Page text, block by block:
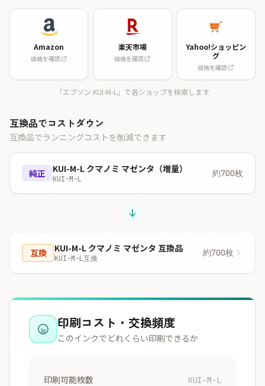
Amazon
価格を確認
楽天市場
価格を確認
Yahoo!ショッピン
グ
価格を確認
「エプソン KUI-M-L」で各ショップを検索します
互換品でコストダウン
互換品でランニングコストを削減できます
純正 KUI-M-L クマノミ マゼンタ（増量）
KUI-M-L
約700枚
互換 KUI-M-L クマノミ マゼンタ 互換品
KUI-M-L互換
約700枚
印刷コスト・交換頻度
このインクでどれくらい印刷できるか
印刷可能枚数 KUI-M-L